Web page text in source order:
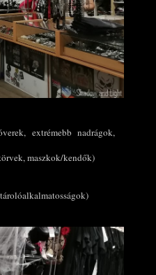
extrémebb nadrágok,
maszkok/kendők)